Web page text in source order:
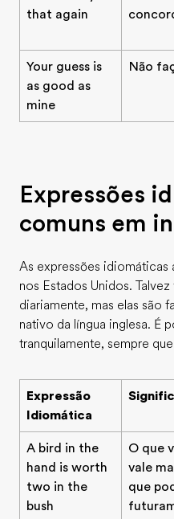
that again
Your guess is
as good as
mine
Não
Expressões
comuns em
As expressões idiomáticas
nos Estados Unidos.
diariamente, mas elas são
nativo da língua inglesa. É
tranquilamente, sempre
Expressão
Idiomática
A bird in the
hand is worth
two in the
bush
O que
vale
que